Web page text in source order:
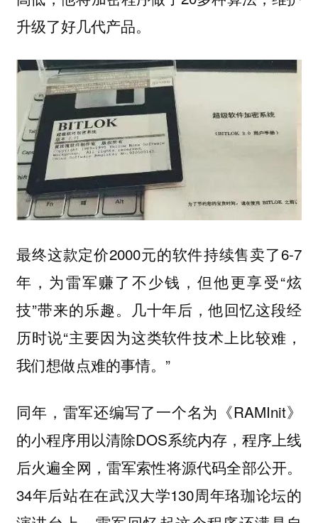
升级了好几代产品。
最终这款定价2000元的软件持续售卖了6-7
年，为雷军赚了不少钱，但他更享受“炫
技”带来的乐趣。几十年后，他回忆这段经
历时说“主要因为这类软件技术上比较难，
我们想做点难的事情。”
同年，雷军还编写了一个名为《RAMInit》
的小程序用以清除DOS系统内存，程序上线
后火遍全网，雷军索性将源代码全部公开。
34年后站在在武汉大学130周年珞珈论坛的